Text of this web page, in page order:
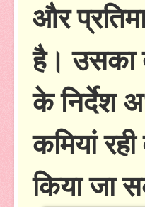
और
है। उसका
के निर्देश
कमियां
किया जा